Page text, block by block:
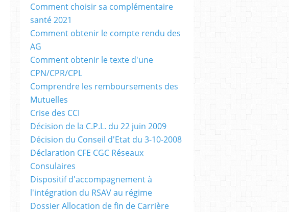
Comment choisir sa complémentaire
santé 2021
Comment obtenir le compte rendu des
AG
Comment obtenir le texte d'une
CPN/CPR/CPL
Comprendre les remboursements des
Mutuelles
Crise des CCI
Décision de la C.P.L. du 22 juin 2009
Décision du Conseil d'Etat du 3-10-2008
Déclaration CFE CGC Réseaux
Consulaires
Dispositif d'accompagnement à
l'intégration du RSAV au régime
Dossier Allocation de fin de Carrière